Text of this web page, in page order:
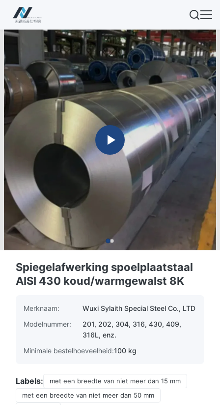
Spiegelafwerking spoelplaatstaal
AISI 430 koud/warmgewalst 8K
Merknaam:
Wuxi Sylaith Special Steel Co., LTD
Modelnummer:
201, 202, 304, 316, 430, 409,
316L, enz.
Minimale bestelhoeveelheid:100 kg
Labels:
met een breedte van niet meer dan 15 mm
met een breedte van niet meer dan 50 mm